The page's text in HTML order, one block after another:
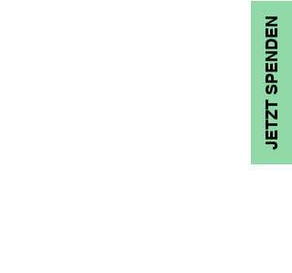
JETZT SPENDEN